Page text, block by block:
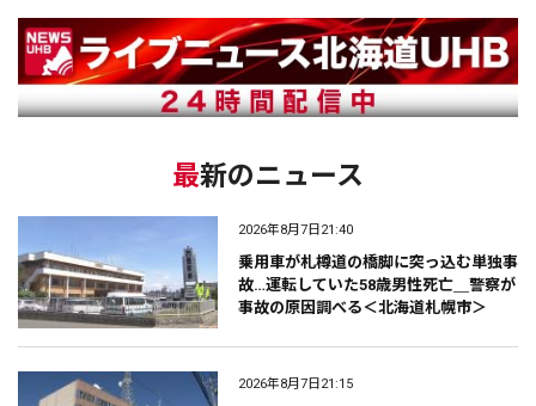
最新のニュース
2026年8月7日21:40
乗用車が札樽道の橋脚に突っ込む単独事
故…運転していた58歳男性死亡＿警察が
事故の原因調べる＜北海道札幌市＞
2026年8月7日21:15